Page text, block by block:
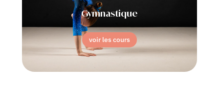
Gymnastique
voir les cours